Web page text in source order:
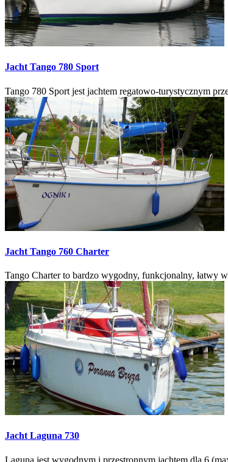
Jacht Tango 780 Sport
Tango 780 Sport jest jachtem regatowo-turystycznym
Jacht Tango 760 Charter
Tango Charter to bardzo wygodny, funkcjonalny, łatwy
Jacht Laguna 730
Laguna jest wygodnym i przestronnym jachtem dla 6